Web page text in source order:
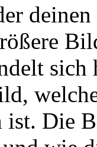
ist. Die